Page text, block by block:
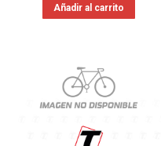
Añadir al carrito